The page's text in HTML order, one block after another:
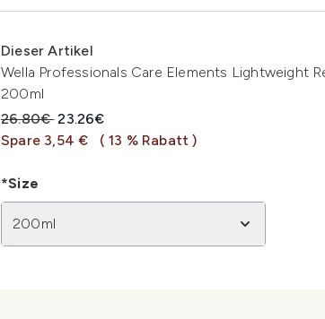
Dieser Artikel
Wella Professionals Care Elements Lightweight
200ml
Unverbindliche Preisempfehlung:
26.80€Aktueller Preis:
23.26€
Spare 3,54 €
( 13 % Rabatt )
*Size
200ml